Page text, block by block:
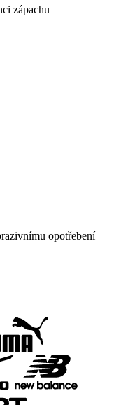
zápachu
opotřebení